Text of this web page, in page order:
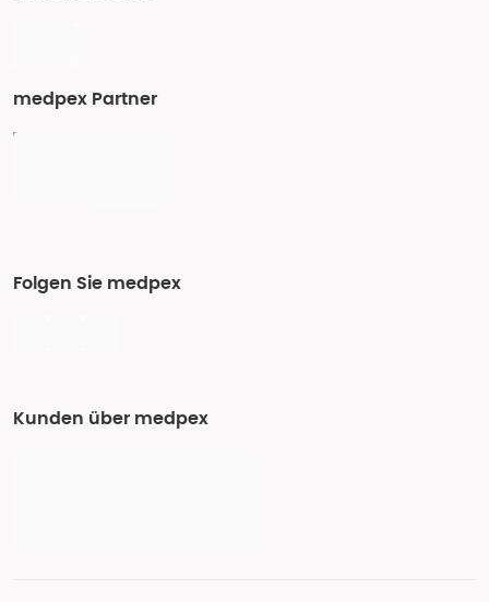
medpex Partner
Folgen Sie medpex
Kunden über medpex